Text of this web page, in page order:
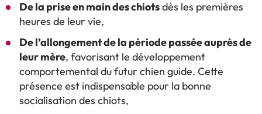
De la prise en main des chiotsdès les premières
heures de leur vie,
De l’allongement de la période passée auprès de
leur mère, favorisant le développement
comportemental du futur chien guide. Cette
présence est indispensable pour la bonne
socialisation des chiots,